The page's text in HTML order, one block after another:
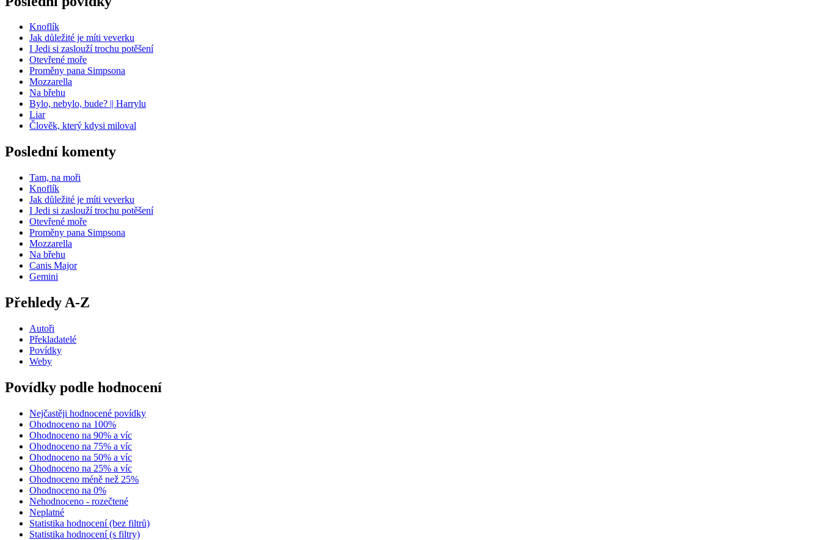
Knoflík
Jak důležité je míti veverku
I Jedi si zaslouží trochu potěšení
Otevřené moře
Proměny pana Simpsona
Mozzarella
Na břehu
Bylo, nebylo, bude? || Harrylu
Liar
Člověk, který kdysi miloval
Poslední komenty
Tam, na moři
Knoflík
Jak důležité je míti veverku
I Jedi si zaslouží trochu potěšení
Otevřené moře
Proměny pana Simpsona
Mozzarella
Na břehu
Canis Major
Gemini
Přehledy A-Z
Autoři
Překladatelé
Povídky
Weby
Povídky podle hodnocení
Nejčastěji hodnocené povídky
Ohodnoceno na 100%
Ohodnoceno na 90% a víc
Ohodnoceno na 75% a víc
Ohodnoceno na 50% a víc
Ohodnoceno na 25% a víc
Ohodnoceno méně než 25%
Ohodnoceno na 0%
Nehodnoceno - rozečtené
Neplatné
Statistika hodnocení (bez filtrů)
Statistika hodnocení (s filtry)